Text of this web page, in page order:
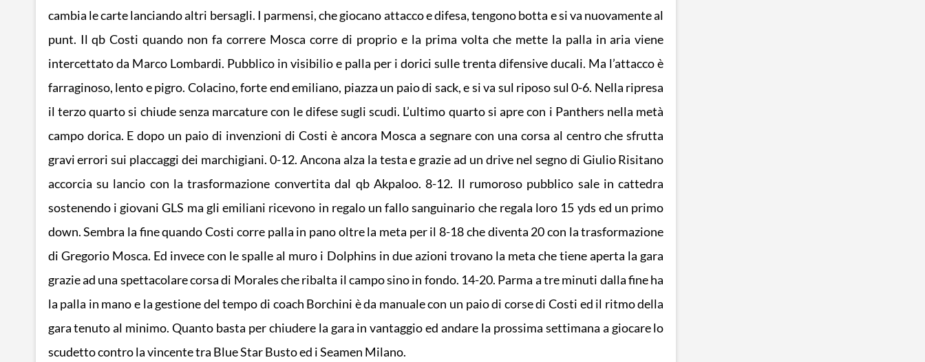
cambia le carte lanciando altri bersagli. I parmensi, che giocano attacco e difesa, tengono botta e si va nuovamente al
punt. Il qb Costi quando non fa correre Mosca corre di proprio e la prima volta che mette la palla in aria viene
intercettato da Marco Lombardi. Pubblico in visibilio e palla per i dorici sulle trenta difensive ducali. Ma l’attacco è
farraginoso, lento e pigro. Colacino, forte end emiliano, piazza un paio di sack, e si va sul riposo sul 0-6. Nella ripresa
il terzo quarto si chiude senza marcature con le difese sugli scudi. L’ultimo quarto si apre con i Panthers nella metà
campo dorica. E dopo un paio di invenzioni di Costi è ancora Mosca a segnare con una corsa al centro che sfrutta
gravi errori sui placcaggi dei marchigiani. 0-12. Ancona alza la testa e grazie ad un drive nel segno di Giulio Risitano
accorcia su lancio con la trasformazione convertita dal qb Akpaloo. 8-12. Il rumoroso pubblico sale in cattedra
sostenendo i giovani GLS ma gli emiliani ricevono in regalo un fallo sanguinario che regala loro 15 yds ed un primo
down. Sembra la fine quando Costi corre palla in pano oltre la meta per il 8-18 che diventa 20 con la trasformazione
di Gregorio Mosca. Ed invece con le spalle al muro i Dolphins in due azioni trovano la meta che tiene aperta la gara
grazie ad una spettacolare corsa di Morales che ribalta il campo sino in fondo. 14-20. Parma a tre minuti dalla fine ha
la palla in mano e la gestione del tempo di coach Borchini è da manuale con un paio di corse di Costi ed il ritmo della
gara tenuto al minimo. Quanto basta per chiudere la gara in vantaggio ed andare la prossima settimana a giocare lo
scudetto contro la vincente tra Blue Star Busto ed i Seamen Milano.